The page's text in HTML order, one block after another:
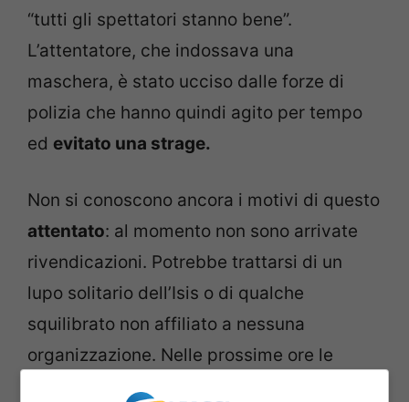
“tutti gli spettatori stanno bene”.
L’attentatore, che indossava una
maschera, è stato ucciso dalle forze di
polizia che hanno quindi agito per tempo
ed evitato una strage.
Non si conoscono ancora i motivi di questo
attentato: al momento non sono arrivate
rivendicazioni. Potrebbe trattarsi di un
lupo solitario dell’Isis o di qualche
squilibrato non affiliato a nessuna
organizzazione. Nelle prossime ore le